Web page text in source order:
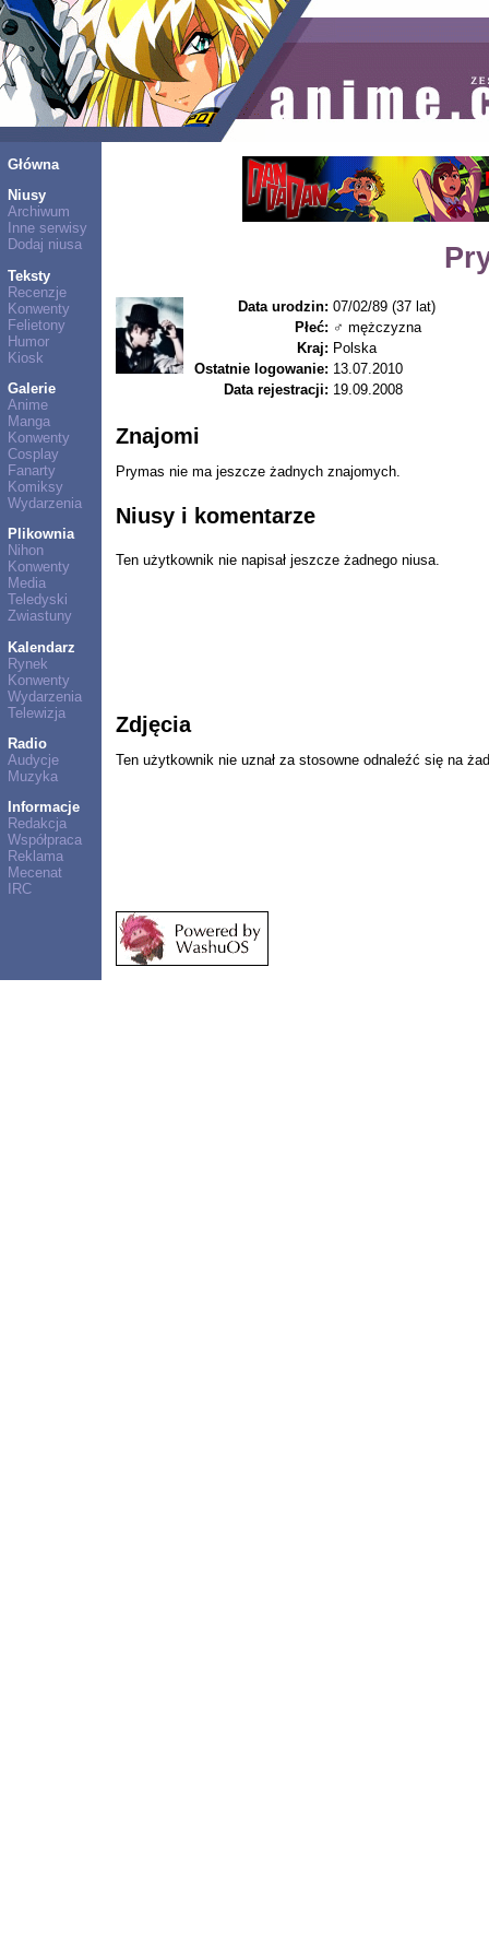
Główna
Niusy
Archiwum
Inne serwisy
Dodaj niusa
Teksty
Recenzje
Konwenty
Felietony
Humor
Kiosk
Galerie
Anime
Manga
Konwenty
Cosplay
Fanarty
Komiksy
Wydarzenia
Plikownia
Nihon
Konwenty
Media
Teledyski
Zwiastuny
Kalendarz
Rynek
Konwenty
Wydarzenia
Telewizja
Radio
Audycje
Muzyka
Informacje
Redakcja
Współpraca
Reklama
Mecenat
IRC
Data urodzin: 07/02/89 (37 lat)
Płeć: ♂ mężczyzna
Kraj: Polska
Ostatnie logowanie: 13.07.2010
Data rejestracji: 19.09.2008
Znajomi
Prymas nie ma jeszcze żadnych znajomych.
Niusy i komentarze
Ten użytkownik nie napisał jeszcze żadnego niusa.
Zdjęcia
Ten użytkownik nie uznał za stosowne odnaleźć się na